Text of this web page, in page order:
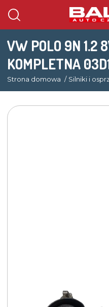
VW POLO 9N 1.2
KOMPLETNA
Strona domowa Silniki i